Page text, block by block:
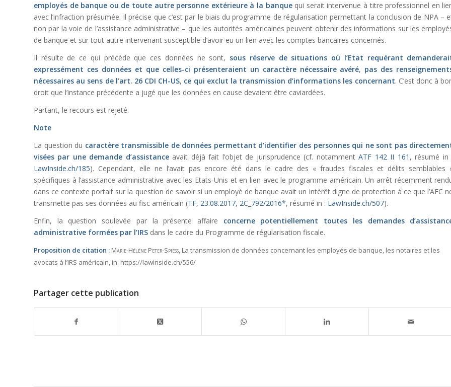
employés de banque ou de toute autre personne extérieure à la banquequi serait intervenue à titre professionnel en
avec l’infraction présumée. Il précise que c’est par le biais du programme de régularisation permettant la conclusion de NPA –
non par la voie de l’assistance administrative – que les autorités américaines peuvent obtenir des informations sur les
de banque et sur tout autre intervenant susceptible d’avoir eu un lien avec les comptes bancaires concernés.
Il résulte de ce qui précède que ces données ne sont, sous réserve de situations où l’Etat requérant
expressément ces données et que celles-ci présenteraient un caractère nécessaire avéré, pas des
nécessaires au sens de l’art. 26 CDI CH-US, ce qui exclut la transmission d’informations les concernant. C’est donc à
droit que l’instance précédente a jugé que les données en cause devaient être caviardées.
Partant, le recours est rejeté.
Note
La question du caractère transmissible de données permettant d’identifier des personnes qui ne sont pas
visées par une demande d’assistanceavait déjà fait l’objet de jurisprudence (cf. notammentATF 142 II 161 , résumé in
LawInside.ch/185). Cependant, elle ne l’avait pas encore été dans le cadre des « fraudes fiscales et délits semblables
spécifiques à l’assistance administrative avec les Etats-Unis et en lien avec le programme américain. Un arrêt récemment
dans ce contexte portait sur la question de savoir si un employé de banque avait un intérêt digne de protection à ce que l’AFC
transmette pas ses données au fisc américain (TF, 23.08.2017, 2C_792/2016*, résumé in : LawInside.ch/507).
Enfin, la question soulevée par la présente affaire concerne potentiellement toutes les demandes
administrative formées par l’IRS dans le cadre du Programme de régularisation fiscale.
Proposition de citation : Marie-Hélène Peter-Spiess , La transmission de données concernant les employés de banque, les notaires et les
avocats à l’IRS américain, in: https://lawinside.ch/556/
Partager cette publication